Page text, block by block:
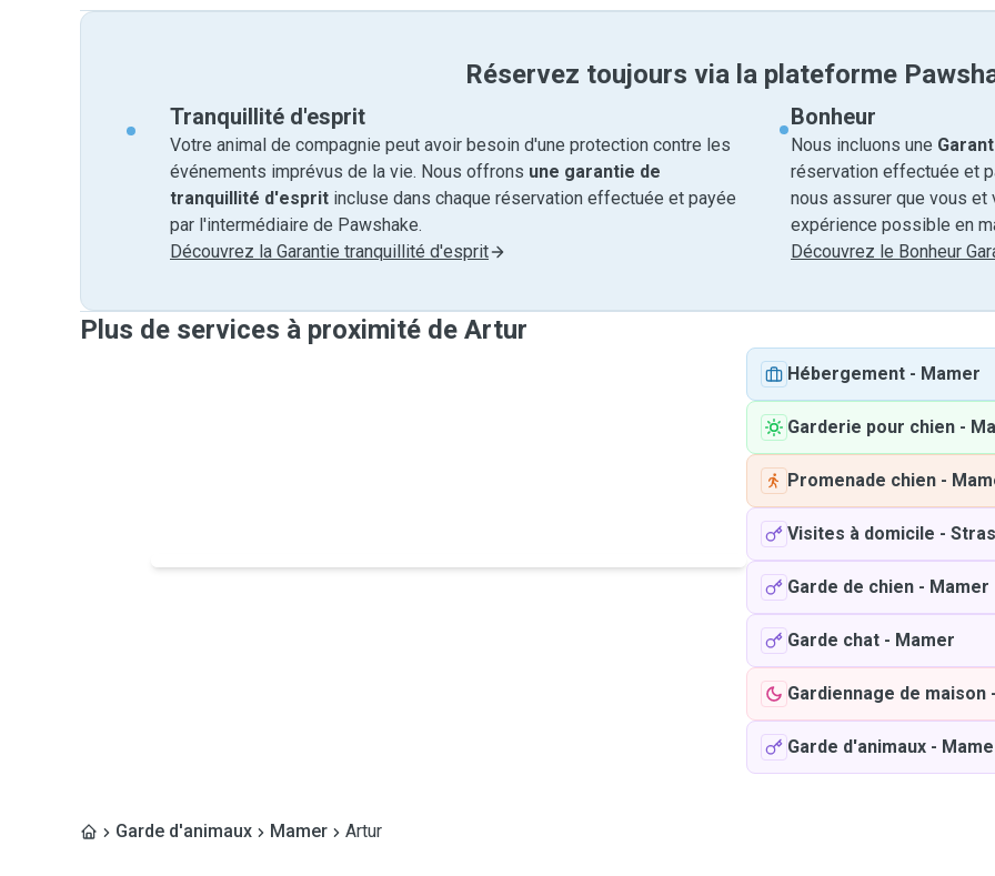
Réservez toujours via la plateforme
Tranquillité d'esprit
Votre animal de compagnie peut avoir besoin d'une protection contre les
événements imprévus de la vie. Nous offrons une garantie de
tranquillité d'esprit incluse dans chaque réservation effectuée et payée
par l'intermédiaire de Pawshake.
Découvrez la Garantie tranquillité d'esprit
Bonheur
Nous incluons une
réservation effectuée et
nous assurer que vous
expérience possible en
Découvrez le Bonheur
Plus de services à proximité de Artur
Hébergement - Mamer
Garderie pour chien -
Promenade chien -
Visites à domicile -
Garde de chien - Mamer
Garde chat - Mamer
Gardiennage de maison
Garde d'animaux -
Garde d'animaux Mamer Artur